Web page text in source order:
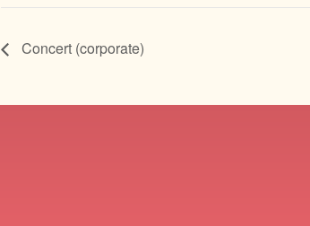
Concert (corporate)